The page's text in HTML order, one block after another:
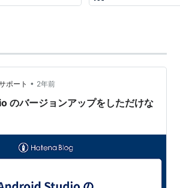
ポート • 2年前
のバージョンアップをしただけな